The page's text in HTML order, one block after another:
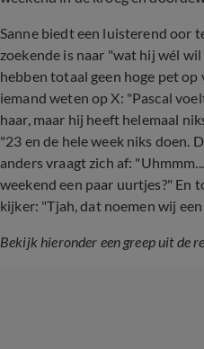
Sanne biedt een luisterend oor
zoekende is naar "wat hij wél
hebben totaal geen hoge pet op
iemand weten op X: "Pascal
haar, maar hij heeft helemaal
"23 en de hele week niks doen.
anders vraagt zich af:
weekend een paar uurtjes?" En
kijker: "Tjah, dat noemen wij een
Bekijk hieronder een greep uit de